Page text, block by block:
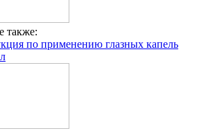
также:
по применению глазных капель